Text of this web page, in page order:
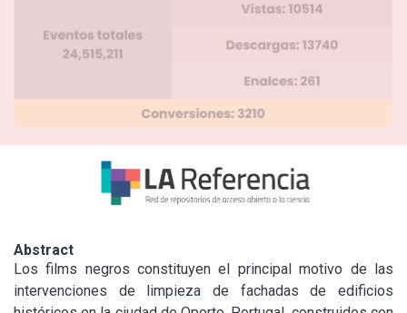
Abstract
Los films negros constituyen el principal motivo de las
intervenciones de limpieza de fachadas de edificios